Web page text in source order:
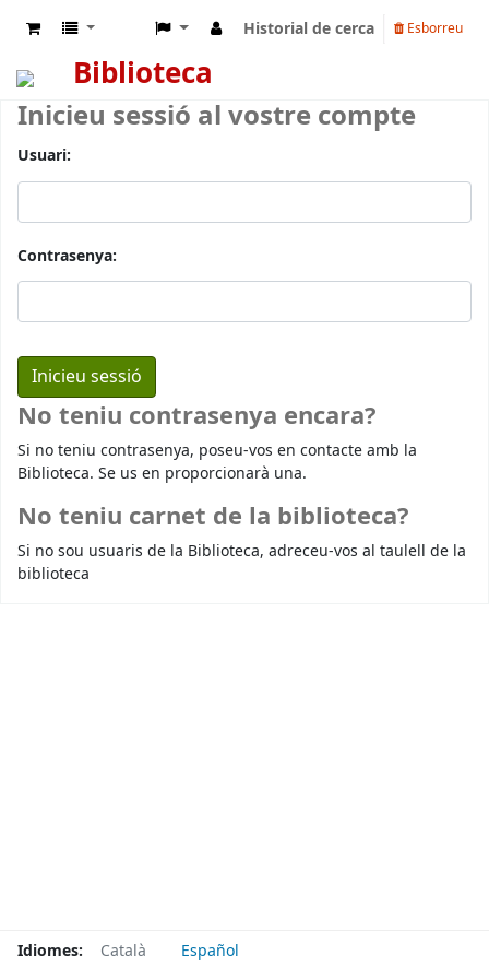
Historial de cerca Esborreu
Biblioteca
Inicieu sessió al vostre compte
Usuari:
Contrasenya:
No teniu contrasenya encara?
Si no teniu contrasenya, poseu-vos en contacte amb la
Biblioteca. Se us en proporcionarà una.
No teniu carnet de la biblioteca?
Si no sou usuaris de la Biblioteca, adreceu-vos al taulell de la
biblioteca
Idiomes: Català Español